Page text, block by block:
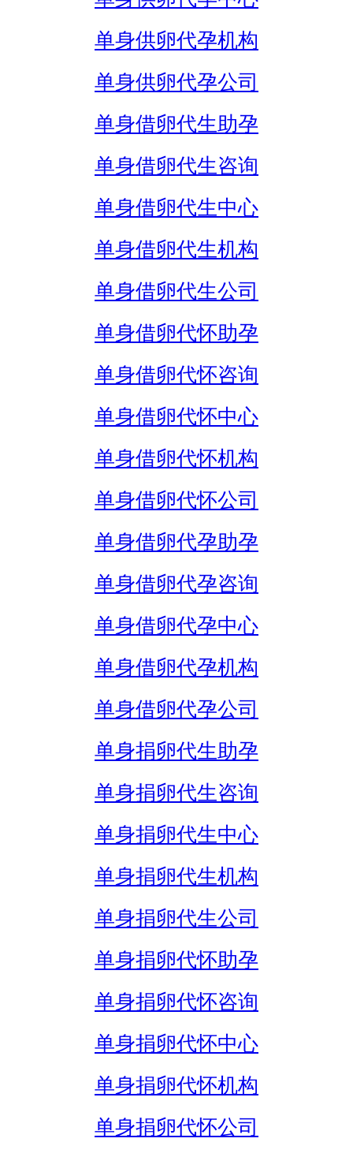
单身供卵代孕机构
单身供卵代孕公司
单身借卵代生助孕
单身借卵代生咨询
单身借卵代生中心
单身借卵代生机构
单身借卵代生公司
单身借卵代怀助孕
单身借卵代怀咨询
单身借卵代怀中心
单身借卵代怀机构
单身借卵代怀公司
单身借卵代孕助孕
单身借卵代孕咨询
单身借卵代孕中心
单身借卵代孕机构
单身借卵代孕公司
单身捐卵代生助孕
单身捐卵代生咨询
单身捐卵代生中心
单身捐卵代生机构
单身捐卵代生公司
单身捐卵代怀助孕
单身捐卵代怀咨询
单身捐卵代怀中心
单身捐卵代怀机构
单身捐卵代怀公司